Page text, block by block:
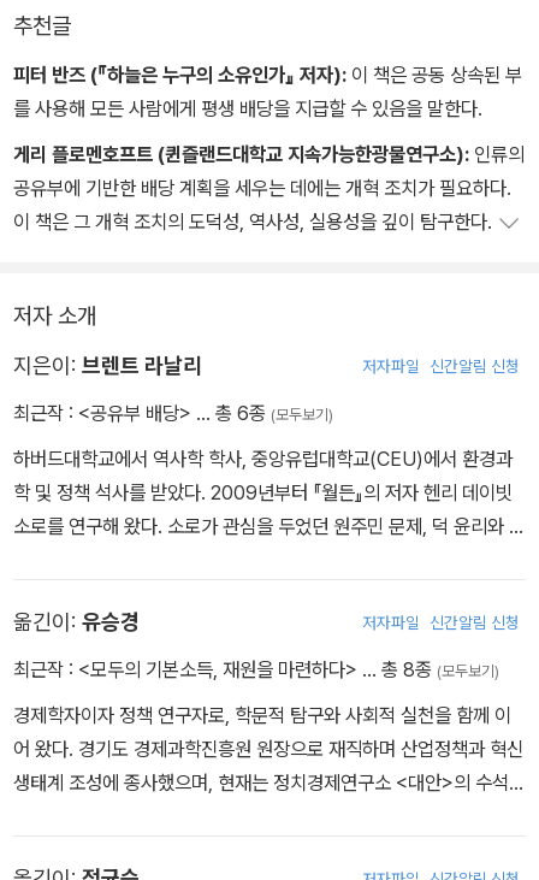
다.
추천글
피터 반즈 (『하늘은 누구의 소유인가』 저자): 이 책은 공동 상속된 부
를 사용해 모든 사람에게 평생 배당을 지급할 수 있음을 말한다.
게리 플로멘호프트 (퀸즐랜드대학교 지속가능한광물연구소): 인류의
공유부에 기반한 배당 계획을 세우는 데에는 개혁 조치가 필요하다.
이 책은 그 개혁 조치의 도덕성, 역사성, 실용성을 깊이 탐구한다.
저자 소개
지은이: 브렌트 라날리 저자파일 신간알림 신청
최근작 : <공유부 배당> … 총 6종 (모두보기)
하버드대학교에서 역사학 학사, 중앙유럽대학교(CEU)에서 환경과
학 및 정책 석사를 받았다. 2009년부터 『월든』의 저자 헨리 데이빗
소로를 연구해 왔다. 소로가 관심을 두었던 원주민 문제, 덕 윤리와 정
『소로 협회지』의 편집장으로 활동하고 있으며, 노동자 소유 기업인
카드무스 그룹에서 공공 부문 고객을 대상으로 한 전문 컨설팅을 수
있다. 기본소득, 공유부 배당, 사회 신용, 공공 정책, 지속 가능한 소비
등을 주제로 논문, 보고서, 칼럼을 써 왔다. 주요 저작으로는 「환경 정
의와 탄소 가격 정책」(공저, 2022), 「토머스 페인의 잊혀진 팸플릿:
『토지 정의』」(2020), 「1970년대 ‘햇빛 개혁’과 의회 로비의 변혁」(2
018), 「개발을 위한 배당」(2016), 「애덤 스미스의 딜레마와 알곤킨
옮긴이: 유승경 저자파일 신간알림 신청
최근작 : <모두의 기본소득, 재원을 마련하다> … 총 8종 (모두보기)
경제학자이자 정책 연구자로, 학문적 탐구와 사회적 실천을 함께 이
어 왔다. 경기도 경제과학진흥원 원장으로 재직하며 산업정책과 혁신
생태계 조성에 종사했으며, 현재는 정치경제연구소 <대안>의 수석연